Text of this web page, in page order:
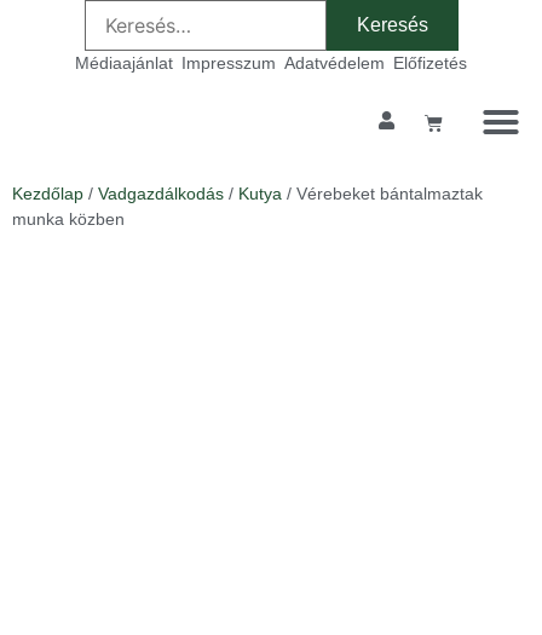
Médiaajánlat Impresszum Adatvédelem Előfizetés
Kezdőlap / Vadgazdálkodás / Kutya / Vérebeket bántalmaztak
munka közben